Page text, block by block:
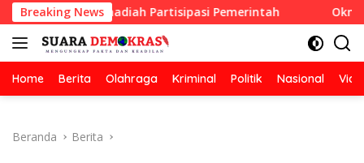
Langsung
ke
konten
Breaking News
Berhadiah Partisipasi Pemerintah Oknum Guru
Home Berita Olahraga Kriminal Politik Nasional
Beranda Berita